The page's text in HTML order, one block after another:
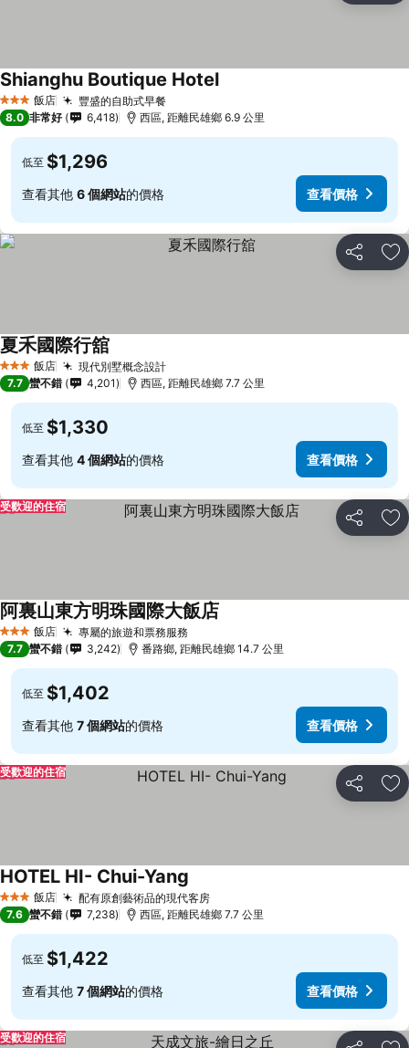
3 星級 飯店 豐盛的自助式早餐
Shianghu Boutique Hotel
8.0 非常好 6,418 西區, 距離民雄鄉 6.9 公里
低至 $1,296
查看其他 6 個網站的價格 查看價格
分享 加
3 星級 飯店 現代別墅概念設計
夏禾國際行舘
7.7 蠻不錯 4,201 西區, 距離民雄鄉 7.7 公里
低至 $1,330
查看其他 4 個網站的價格 查看價格
分享 加
受歡迎的住宿
3 星級 飯店 專屬的旅遊和票務服務
阿裏山東方明珠國際大飯店
7.7 蠻不錯 3,242 番路鄉, 距離民雄鄉 14.7 公里
低至 $1,402
查看其他 7 個網站的價格 查看價格
分享 加
受歡迎的住宿
3 星級 飯店 配有原創藝術品的現代客房
HOTEL HI- Chui-Yang
7.6 蠻不錯 7,238 西區, 距離民雄鄉 7.7 公里
低至 $1,422
查看其他 7 個網站的價格 查看價格
受歡迎的住宿